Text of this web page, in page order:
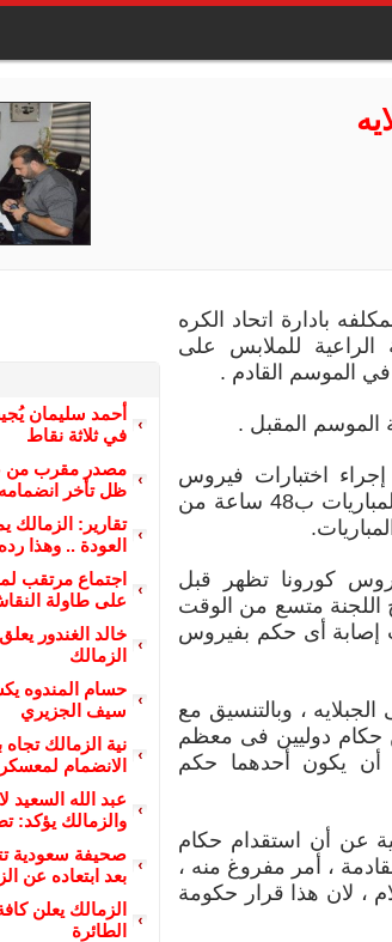
أحمد سليمان
في ثلاثة نقاط
مصدر مقرب من
ظل تأخر
تقارير: الزمالك
العودة .. وهذا
اجتماع مرتقب
على طاولة
خالد الغندور
الزمالك
حسام المندوه
سيف الجزيري
نية الزمالك
الانضمام لمعسكر
عبد الله
والزمالك يؤكد:
صحيفة سعودية
بعد ابتعاده عن
الزمالك يعلن
الطائرة
بادارة اتحاد الكره
للملابس على
الموسم القادم .
المقبل .
اختبارات فيروس
كورونا على حكام الدورى قبل المباريات ب48 ساعة من
كورونا تظهر قبل
منح اللجنة متسع من الوقت
إصابة أى حكم بفيروس
، وبالتنسيق مع
حكام دوليين فى معظم
أن يكون أحدهما حكم
عن أن استقدام حكام
، أمر مفروغ منه ،
، لان هذا قرار حكومة